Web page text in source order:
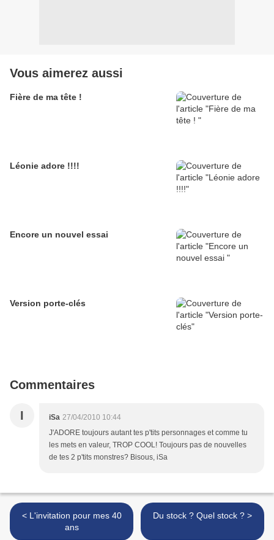
Vous aimerez aussi
Fière de ma tête !
Léonie adore !!!!
Encore un nouvel essai
Version porte-clés
Commentaires
I iSa 27/04/2010 10:44
J'ADORE toujours autant tes p'tits personnages et comme tu
les mets en valeur, TROP COOL! Toujours pas de nouvelles
de tes 2 p'tits monstres? Bisous, iSa
< L'invitation pour mes 40
ans
Du stock ? Quel stock ? >